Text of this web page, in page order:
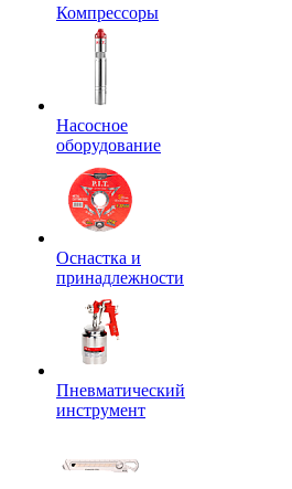
Компрессоры
Насосное
оборудование
Оснастка и
принадлежности
Пневматический
инструмент